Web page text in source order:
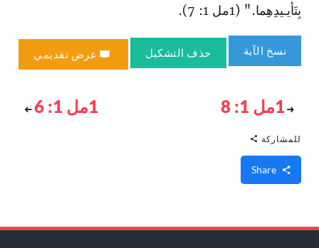
بِتَأيـيدِهِما." (1مل 1: 7).
نسخ الآية حذف التشكيل عرض تقديمي
1مل 1: 8 1مل 1: 6
للمشاركة